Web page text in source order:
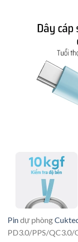
Pindự phòng
PD3.0/PPS/QC3.0/